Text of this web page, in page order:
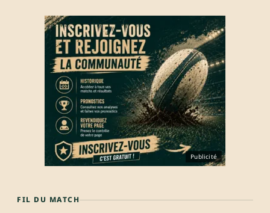
Publicité
FIL DU MATCH